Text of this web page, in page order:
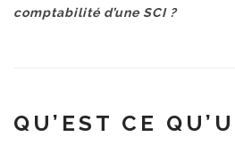
comptabilité d’une SCI ?
QU’EST CE